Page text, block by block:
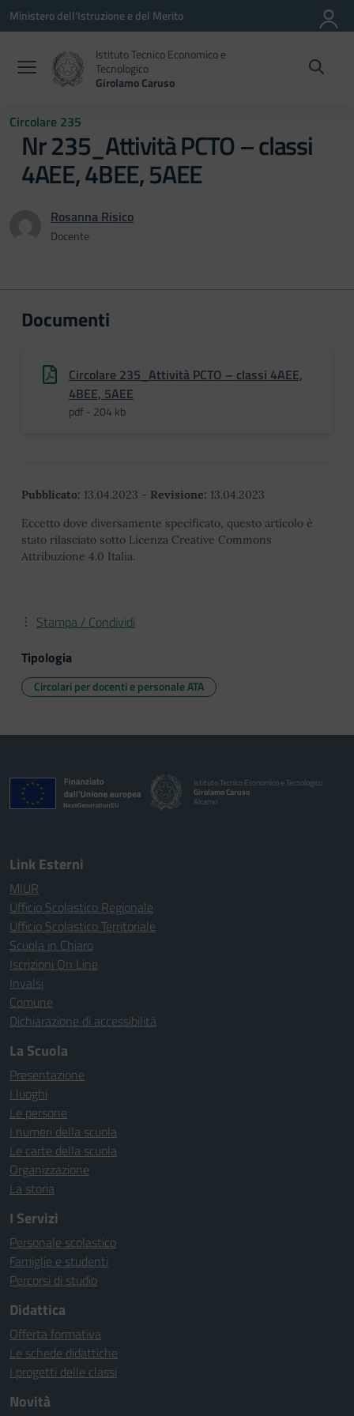
Vai ai contenuti
Vai al menu di navigazione
Vai al footer
Ministero dell'Istruzione e del Merito
Istituto Tecnico Economico e
Tecnologico
Girolamo Caruso
Circolare 235
Nr 235_Attività PCTO – classi
4AEE, 4BEE, 5AEE
Rosanna Risico
Docente
Documenti
Circolare 235_Attività PCTO – classi 4AEE,
4BEE, 5AEE
pdf - 204 kb
Pubblicato: 13.04.2023 - Revisione: 13.04.2023
Eccetto dove diversamente specificato, questo articolo è
stato rilasciato sotto Licenza Creative Commons
Attribuzione 4.0 Italia.
Stampa / Condividi
Tipologia
Circolari per docenti e personale ATA
Istituto Tecnico Economico e Tecnologico
Girolamo Caruso
Alcamo
Link Esterni
MIUR
Ufficio Scolastico Regionale
Ufficio Scolastico Territoriale
Scuola in Chiaro
Iscrizioni On Line
Invalsi
Comune
Dichiarazione di accessibilità
La Scuola
Presentazione
I luoghi
Le persone
I numeri della scuola
Le carte della scuola
Organizzazione
La storia
I Servizi
Personale scolastico
Famiglie e studenti
Percorsi di studio
Didattica
Offerta formativa
Le schede didattiche
I progetti delle classi
Novità